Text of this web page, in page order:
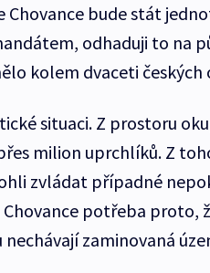
bude stát
odhaduji to na
kolem dvaceti
situaci. Z prostoru
milion uprchlíků. Z
zvládat případné
potřeba proto,
zaminovaná